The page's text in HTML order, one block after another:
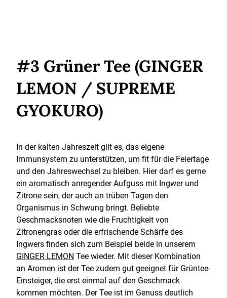
#3 Grüner Tee (GINGER
LEMON / SUPREME
GYOKURO)
In der kalten Jahreszeit gilt es, das eigene
Immunsystem zu unterstützen, um fit für die Feiertage
und den Jahreswechsel zu bleiben. Hier darf es gerne
ein aromatisch anregender Aufguss mit Ingwer und
Zitrone sein, der auch an trüben Tagen den
Organismus in Schwung bringt. Beliebte
Geschmacksnoten wie die Fruchtigkeit von
Zitronengras oder die erfrischende Schärfe des
Ingwers finden sich zum Beispiel beide in unserem
GINGER LEMON Tee wieder. Mit dieser Kombination
an Aromen ist der Tee zudem gut geeignet für Grüntee-
Einsteiger, die erst einmal auf den Geschmack
kommen möchten. Der Tee ist im Genuss deutlich